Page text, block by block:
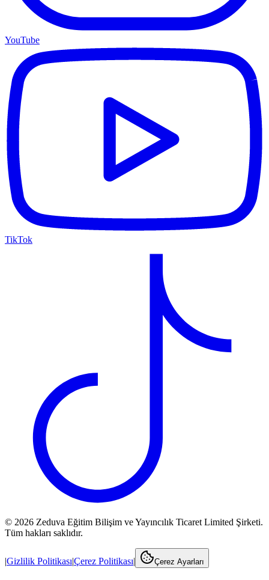
YouTube
TikTok
© 2026 Zeduva Eğitim Bilişim ve Yayıncılık Ticaret Limited Şirketi.
Tüm hakları saklıdır.
|Gizlilik Politikası|Çerez Politikası| Çerez Ayarları